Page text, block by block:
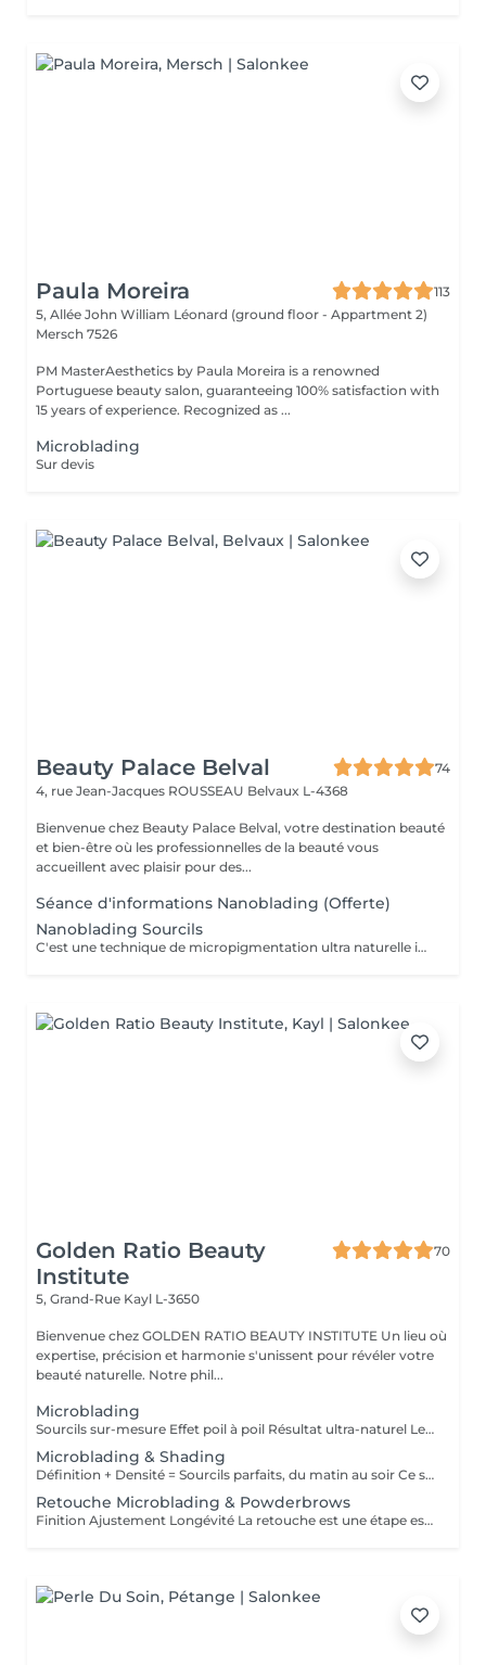
Paula Moreira
113
5, Allée John William Léonard (ground floor - Appartment 2)
Mersch 7526
PM MasterAesthetics by Paula Moreira is a renowned
Portuguese beauty salon, guaranteeing 100% satisfaction with
15 years of experience. Recognized as ...
Microblading
Sur devis
Beauty Palace Belval
74
4, rue Jean-Jacques ROUSSEAU Belvaux L-4368
Bienvenue chez Beauty Palace Belval, votre destination beauté
et bien-être où les professionnelles de la beauté vous
accueillent avec plaisir pour des...
Séance d'informations Nanoblading (Offerte)
Nanoblading Sourcils
C'est une technique de micropigmentation ultra naturelle innovante qui redessine les sourcils avec des traits hiper fins comme les poils, pour un résultat des sourcils plus élégants, harmonieux et parfaitement structurés.
Golden Ratio Beauty
Institute
70
5, Grand-Rue Kayl L-3650
Bienvenue chez GOLDEN RATIO BEAUTY INSTITUTE Un lieu où
expertise, précision et harmonie s'unissent pour révéler votre
beauté naturelle. Notre phil...
Microblading
Sourcils sur-mesure Effet poil à poil Résultat ultra-naturel Le microblading est une technique de maquillage semi-permanent qui permet de redessiner les sourcils de façon précise et naturelle, en imitant parfaitement l'aspect du poil. À l'aide d'une fine lame composée de micro-aiguilles, des pigments sont implantés manuellement dans la couche superficielle de la peau. Ce soin est idéal pour : restructurer une ligne clairsemée, corriger une asymétrie, gagner du temps au quotidien, sublimer le regard sans maquillage. Résultat : des sourcils harmonieux, élégants et adaptés à la morphologie de votre visage invisiblement travaillés, visiblement magnifiques. La tenue varie de 9 à 18 mois selon le type de peau, le mode de vie et l'entretien.
Microblading & Shading
Définition + Densité = Sourcils parfaits, du matin au soir Ce soin combine deux techniques complémentaires pour un résultat à la fois structuré, doux et sophistiqué : Le microblading (effet poil à poil) recrée chaque poil avec une extrême précision pour redessiner et restructurer la ligne naturelle du sourcil. Le shading (ombrage en dégradé) ajoute de la densité et un effet maquillé très subtil, comme un léger poudré. Cette combinaison est idéale pour les sourcils clairsemés, asymétriques ou manquant de définition, et convient à tous les types de peau, y compris les peaux grasses. Résultat : des sourcils naturels à la base, plus intenses vers la queue, avec un effet make-up no make-up longue durée. Tenue : 12 à 24 mois selon le type de peau et l'entretien.
Retouche Microblading & Powderbrows
Finition Ajustement Longévité La retouche est une étape essentielle pour parfaire le résultat initial du microblading ou des powder brows. Elle permet de : ajuster la forme ou l'intensité, renforcer la couleur, corriger les éventuelles irrégularités liées à la cicatrisation, prolonger la tenue du maquillage semi-permanent. Première retouche recommandée 4 à 8 semaines après la première séance. Ensuite, des retouches annuelles sont conseillées pour entretenir la couleur et la netteté du tracé. Résultat : des sourcils toujours frais, nets et parfaitement définis, sur le long terme. Ce tarif s'applique uniquement aux microbladings & Powderbrows réalisés par notre artiste.